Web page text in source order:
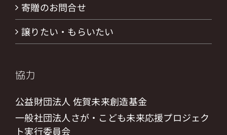
寄贈のお問合せ
譲りたい・もらいたい
協力
公益財団法人 佐賀未来創造基金
一般社団法人さが・こども未来応援プロジェク
ト実行委員会